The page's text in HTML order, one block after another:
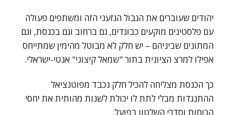
יהודים שעוברים את הגבול הגזעני הזה ומשתפים פעולה
עם פלסטינים מוקעים כבוגדים, גם ברחוב וגם בכנסת, וגם
המתונים שביניהם – יש חלק לא מבוטל מהימין שמתייחס
אפילו למרצ הציונית בתור "שמאל קיצוני" אנטי-ישראלי.
כך הכנסת מצליחה להכיל חלק נכבד מפוטנציאל
ההתנגדות מבלי לתת לו יכולת לשנות מהותית את יחסי
הכוחות וסדרי השלטון בפועל.